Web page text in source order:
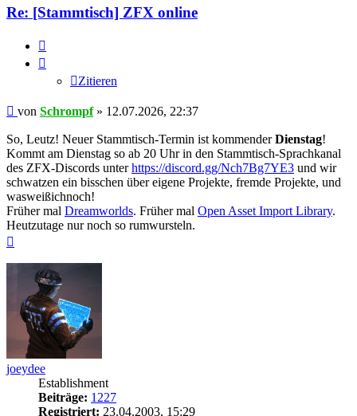
Re: [Stammtisch] ZFX online
Zitieren
Beitrag
von Schrompf» 12.07.2026, 22:37
So, Leutz! Neuer Stammtisch-Termin ist kommenderDienstag!
Kommt am Dienstag so ab 20 Uhr in den Stammtisch-Sprachkanal
des ZFX-Discords unterhttps://discord.gg/Nch7Bg7YE3 und wir
schwatzen ein bisschen über eigene Projekte, fremde Projekte, und
wasweißichnoch!
Früher mal Dreamworlds. Früher mal Open Asset Import Library.
Heutzutage nur noch so rumwursteln.
joeydee
Establishment
Beiträge: 1227
Registriert: 23.04.2003, 15:29